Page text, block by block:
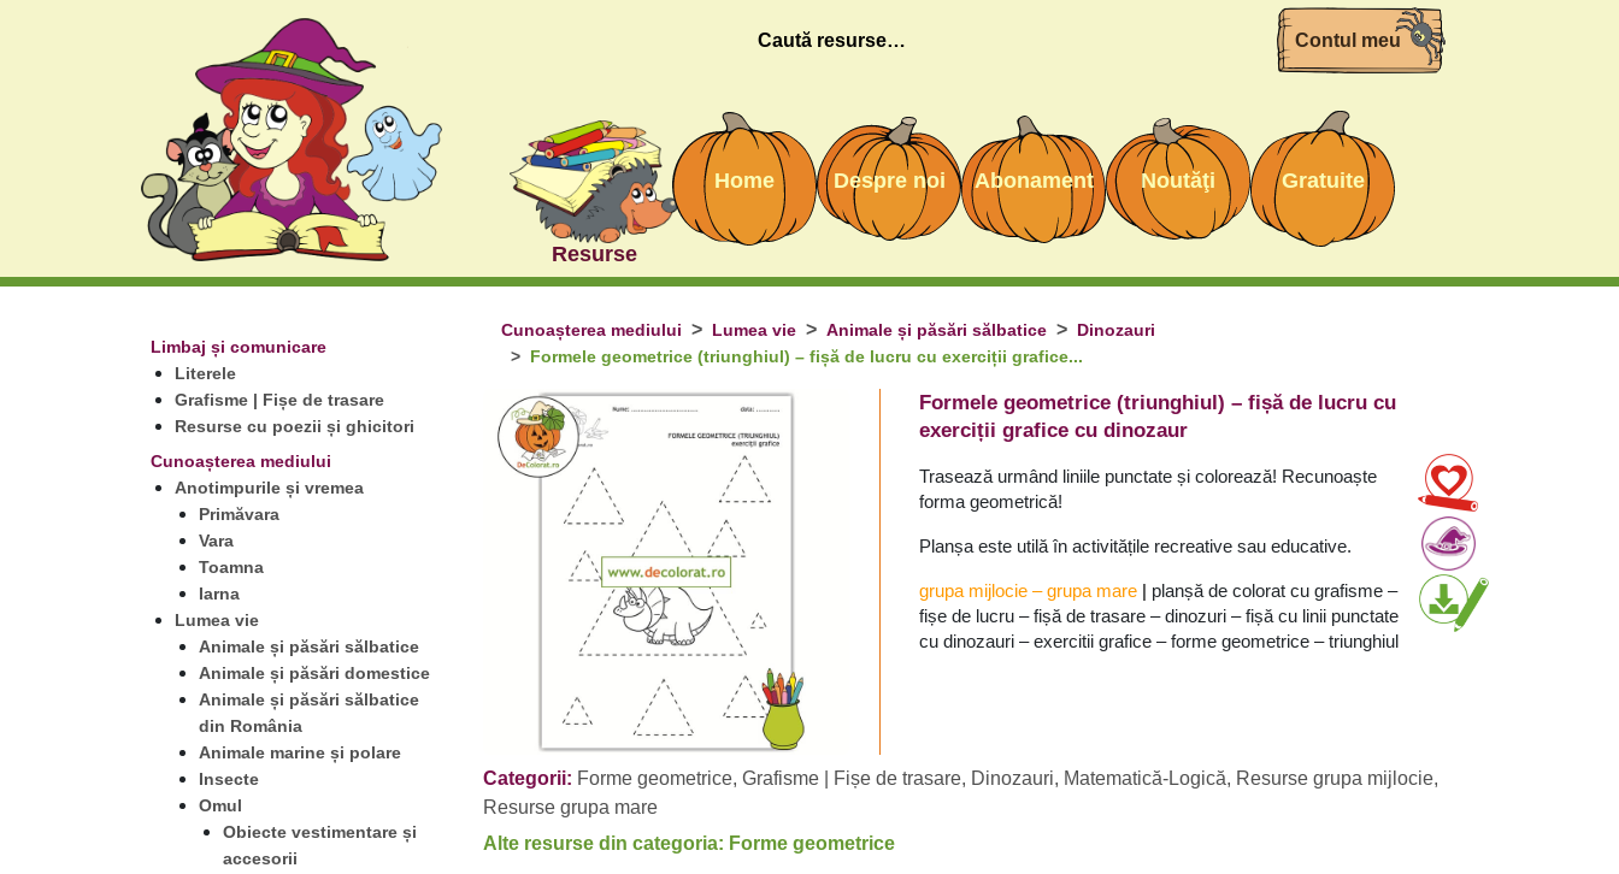
Caută Contul meu
Resurse
Home Despre noi Abonament Noutăţi Gratuite
Limbaj și comunicare
Literele
Grafisme | Fișe de trasare
Resurse cu poezii și ghicitori
Cunoașterea mediului
Anotimpurile și vremea
Primăvara
Vara
Toamna
Iarna
Lumea vie
Animale și păsări sălbatice
Animale și păsări domestice
Animale și păsări sălbatice
din România
Animale marine și polare
Insecte
Omul
Obiecte vestimentare și
accesorii
Cunoașterea mediului Lumea vie Animale și păsări sălbatice
Dinozauri
Formele geometrice (triunghiul) – fișă de lucru cu exerciții grafice...
Formele geometrice (triunghiul) – fișă de lucru cu
exerciții grafice cu dinozaur
Trasează urmând liniile punctate și colorează! Recunoaște
forma geometrică!
Planșa este utilă în activitățile recreative sau educative.
grupa mijlocie – grupa mare| planșă de colorat cu grafisme –
fișe de lucru – fișă de trasare – dinozuri – fișă cu linii punctate
cu dinozauri – exercitii grafice – forme geometrice – triunghiul
Categorii: Forme geometrice, Grafisme | Fișe de trasare, Dinozauri, Matematică-Logică, Resurse grupa mijlocie,
Resurse grupa mare
Alte resurse din categoria: Forme geometrice